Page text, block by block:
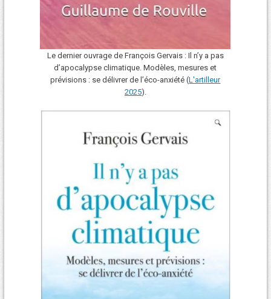
Le dernier ouvrage de François Gervais : Il n’y a pas
d’apocalypse climatique. Modèles, mesures et
prévisions : se délivrer de l’éco-anxiété (L'artilleur
2025).